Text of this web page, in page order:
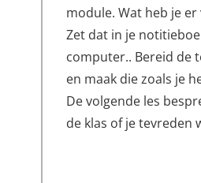
module. Wat heb je er
Zet dat in je
computer.. Bereid de
en maak die zoals je
De volgende les
de klas of je tevreden